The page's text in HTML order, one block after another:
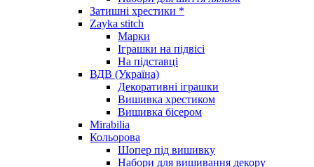
Затишні хрестики *
Zayka stitch
Марки
Іграшки на підвісі
На підставці
ВДВ (Україна)
Декоративні іграшки
Вишивка хрестиком
Вишивка бісером
Mirabilia
Кольорова
Шопер під вишивку
Набори для вишивання декору